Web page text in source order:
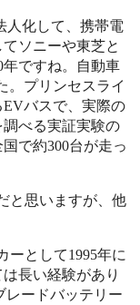
人化して、携帯電
ソニーや東芝と
ですね。自動車
。プリンセスライ
バスで、実際の
べる実証実験の
で約300台が走っ
と思いますが、他
ーとして1995年に
長い経験があり
レードバッテリー